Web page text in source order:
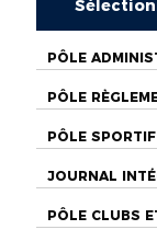
PÔLE
PÔLE
PÔLE SPORTIF
JOURNAL
PÔLE CLUBS